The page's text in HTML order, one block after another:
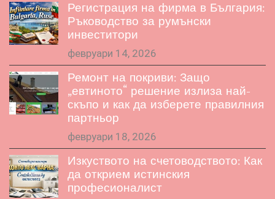
Регистрация на фирма в България:
Ръководство за румънски
инвеститори
февруари 14, 2026
Ремонт на покриви: Защо
„евтиното“ решение излиза най-
скъпо и как да изберете правилния
партньор
февруари 18, 2026
Изкуството на счетоводството: Как
да открием истинския
професионалист